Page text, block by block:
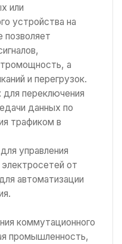
или
устройства на
позволяет
а
и перегрузок.
переключения
данных по
трафиком в
управления
от
автоматизации
коммутационного
промышленность,